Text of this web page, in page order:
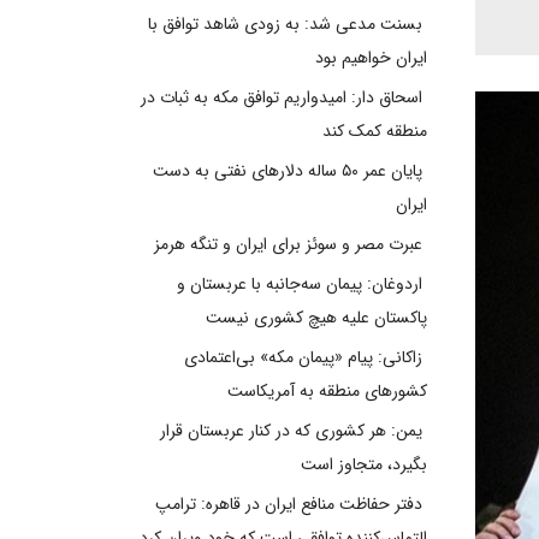
بسنت مدعی شد: به زودی شاهد توافق با
ایران خواهیم بود
اسحاق دار: امیدواریم توافق مکه به ثبات در
منطقه کمک کند
پایان عمر ۵۰ ساله دلارهای نفتی به دست
ایران
عبرت مصر و سوئز برای ایران و تنگه هرمز
اردوغان: پیمان سه‌جانبه با عربستان و
پاکستان علیه هیچ کشوری نیست
زاکانی: پیام «پیمان مکه» بی‌اعتمادی
کشورهای منطقه به آمریکاست
یمن: هر کشوری که در کنار عربستان قرار
بگیرد، متجاوز است
دفتر حفاظت منافع ایران در قاهره: ترامپ